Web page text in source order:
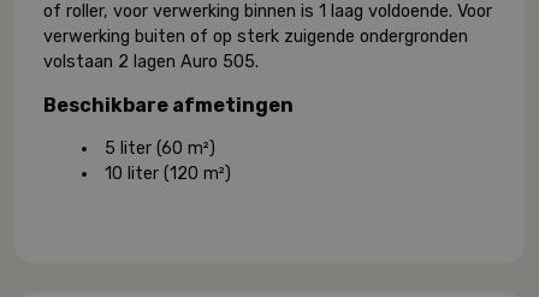
of roller, voor verwerking binnen is 1 laag voldoende. Voor
verwerking buiten of op sterk zuigende ondergronden
volstaan 2 lagen Auro 505.
Beschikbare afmetingen
5 liter (60 m²)
10 liter (120 m²)